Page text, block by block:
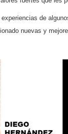
de
nuevas y